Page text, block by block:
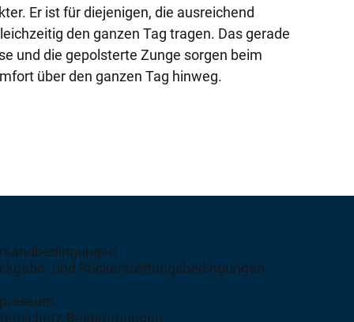
Er ist für diejenigen, die ausreichend
den ganzen Tag tragen. Das gerade
und die gepolsterte Zunge sorgen beim
über den ganzen Tag hinweg.
und Rückerstattungsbedingungen
Bestimmungen